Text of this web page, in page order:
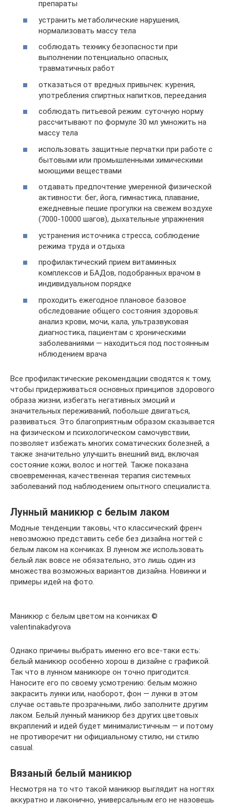
препараты
устранить метаболические нарушения,
нормализовать массу тела
соблюдать технику безопасности при
выполнении потенциально опасных,
травматичных работ
отказаться от вредных привычек: курения,
употребления спиртных напитков, переедания
соблюдать питьевой режим: суточную норму
рассчитывают по формуле 30 мл умножить на
массу тела
использовать защитные перчатки при работе с
бытовыми или промышленными химическими
моющими веществами
отдавать предпочтение умеренной физической
активности: бег, йога, гимнастика, плавание,
ежедневные пешие прогулки на свежем воздухе
(7000-10000 шагов), дыхательные упражнения
устранения источника стресса, соблюдение
режима труда и отдыха
профилактический прием витаминных
комплексов и БАДов, подобранных врачом в
индивидуальном порядке
проходить ежегодное плановое базовое
обследование общего состояния здоровья:
анализ крови, мочи, кала, ультразвуковая
диагностика, пациентам с хроническими
заболеваниями — находиться под постоянным
нблюдением врача
Все профилактические рекомендации сводятся к тому,
чтобы придерживаться основных принципов здорового
образа жизни, избегать негативных эмоций и
значительных переживаний, побольше двигаться,
развиваться. Это благоприятным образом сказывается
на физическом и психологическом самочувствии,
позволяет избежать многих соматических болезней, а
также значительно улучшить внешний вид, включая
состояние кожи, волос и ногтей. Также показана
своевременная, качественная терапия системных
заболеваний под наблюдением опытного специалиста.
Лунный маникюр с белым лаком
Модные тенденции таковы, что классический френч
невозможно представить себе без дизайна ногтей с
белым лаком на кончиках. В лунном же использовать
белый лак вовсе не обязательно, это лишь один из
множества возможных вариантов дизайна. Новинки и
примеры идей на фото.
Маникюр с белым цветом на кончиках ©
valentinakadyrova
Однако причины выбрать именно его все-таки есть:
белый маникюр особенно хорош в дизайне с графикой.
Так что в лунном маникюре он точно пригодится.
Наносите его по своему усмотрению: белым можно
закрасить лунки или, наоборот, фон — лунки в этом
случае оставьте прозрачными, либо заполните другим
лаком. Белый лунный маникюр без других цветовых
вкраплений и идей будет минималистичным — и потому
не противоречит ни официальному стилю, ни стилю
casual.
Вязаный белый маникюр
Несмотря на то что такой маникюр выглядит на ногтях
аккуратно и лаконично, универсальным его не назовешь